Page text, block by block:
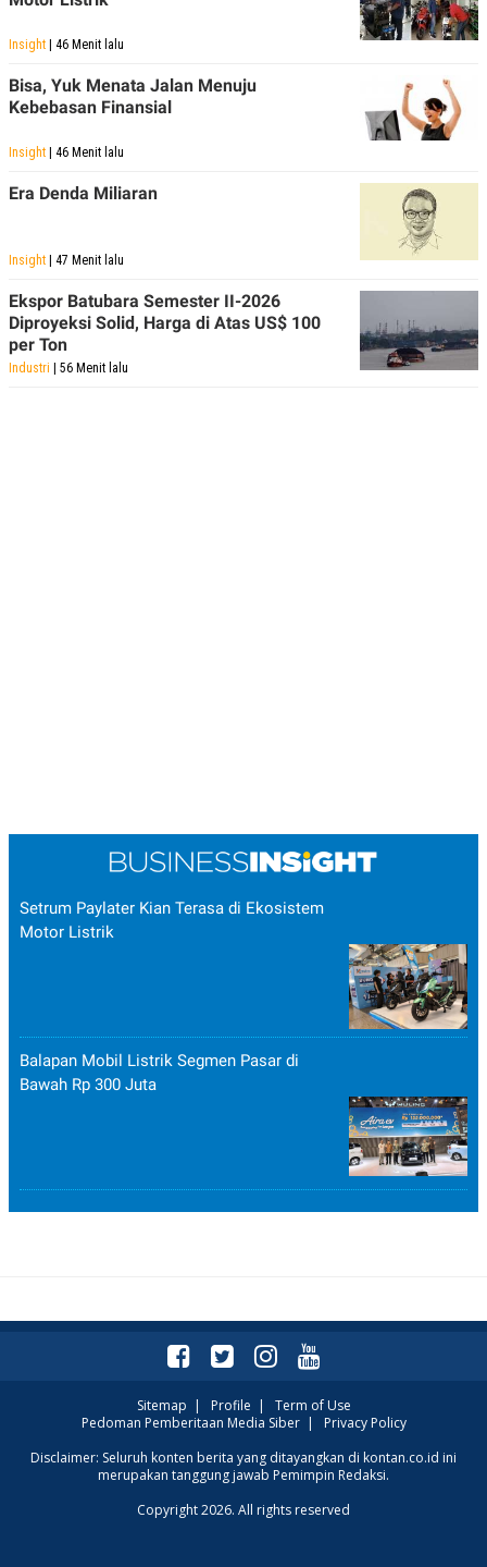
Insight | 46 Menit lalu
Bisa, Yuk Menata Jalan Menuju
Kebebasan Finansial
Insight | 46 Menit lalu
Era Denda Miliaran
Insight | 47 Menit lalu
Ekspor Batubara Semester II-2026
Diproyeksi Solid, Harga di Atas US$ 100
per Ton
Industri | 56 Menit lalu
Setrum Paylater Kian Terasa di Ekosistem
Motor Listrik
Balapan Mobil Listrik Segmen Pasar di
Bawah Rp 300 Juta
Sitemap | Profile | Term of Use
Pedoman Pemberitaan Media Siber| Privacy Policy
Disclaimer: Seluruh konten berita yang ditayangkan di kontan.co.id ini
merupakan tanggung jawab Pemimpin Redaksi.
Copyright 2026. All rights reserved